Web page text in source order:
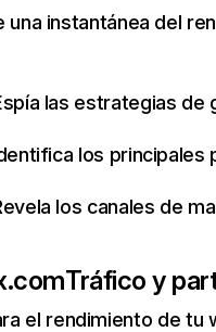
una instantánea del
las estrategias
los
los canales de
Tráfico y
el rendimiento de tu